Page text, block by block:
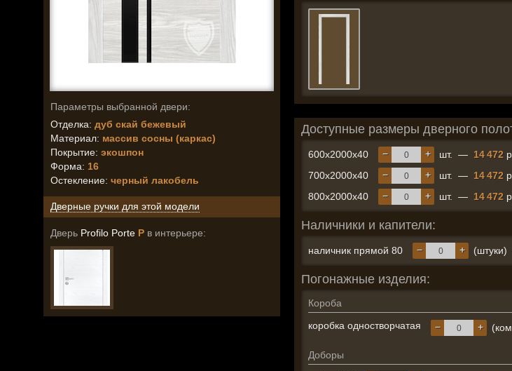
Параметры выбранной двери:
Отделка: дуб скай бежевый
Материал: массив сосны (каркас)
Покрытие: экошпон
Форма: 16
Остекление: черный лакобель
Дверные ручки для этой модели
Дверь Profilo Porte P в интерьере:
Доступные размеры дверного
600x2000x40 +
− шт. — 14 472
700x2000x40 +
− шт. — 14 472
800x2000x40 +
− шт. — 14 472
Наличники и капители:
наличник прямой 80 +
− (штуки)
Погонажные изделия:
Короба
коробка одностворчатая
+
−
Доборы